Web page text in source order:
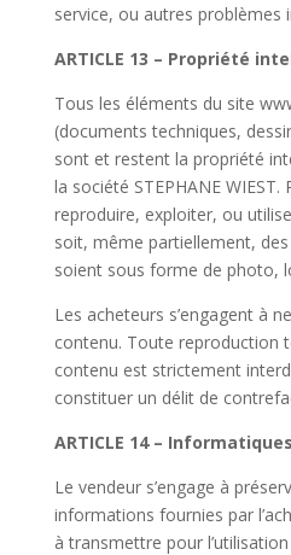
service, ou autres problèmes
ARTICLE 13 – Propriété
Tous les éléments du site
(documents techniques,
sont et restent la propriété
la société STEPHANE
reproduire, exploiter, ou
soit, même partiellement, des
soient sous forme de photo,
Les acheteurs s’engagent à
contenu. Toute reproduction
contenu est strictement
constituer un délit de
ARTICLE 14 –
Le vendeur s’engage à
informations fournies par
à transmettre pour